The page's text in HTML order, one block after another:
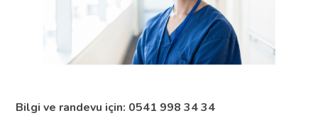
Bilgi ve randevu için: 0541 998 34 34